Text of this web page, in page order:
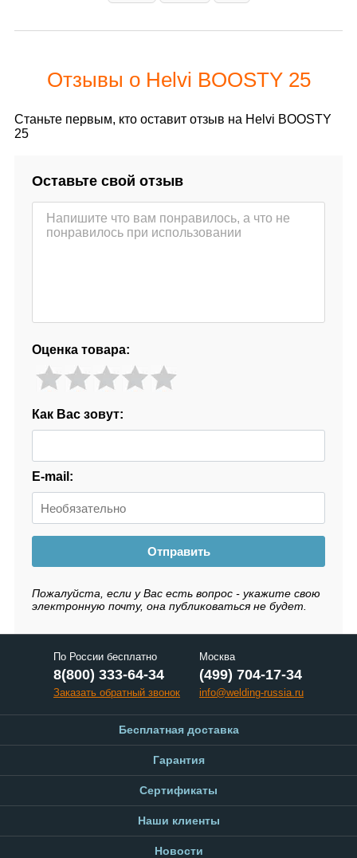
Отзывы о Helvi BOOSTY 25
Станьте первым, кто оставит отзыв на Helvi BOOSTY
25
Оставьте свой отзыв
Оценка товара:
Как Вас зовут:
E-mail:
Отправить
Пожалуйста, если у Вас есть вопрос - укажите свою
электронную почту, она публиковаться не будет.
По России бесплатно
8(800) 333-64-34
Заказать обратный звонок
Москва
(499) 704-17-34
info@welding-russia.ru
Бесплатная доставка
Гарантия
Сертификаты
Наши клиенты
Новости